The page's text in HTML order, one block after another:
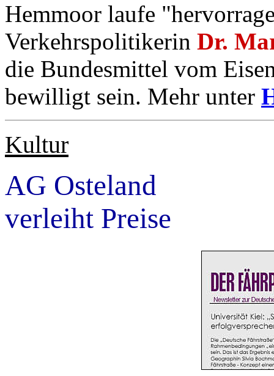
Hemmoor laufe
Verkehrspolitikerin Dr.
die Bundesmittel vom
bewilligt sein. Mehr unter
Kultur
AG Osteland
verleiht Preise